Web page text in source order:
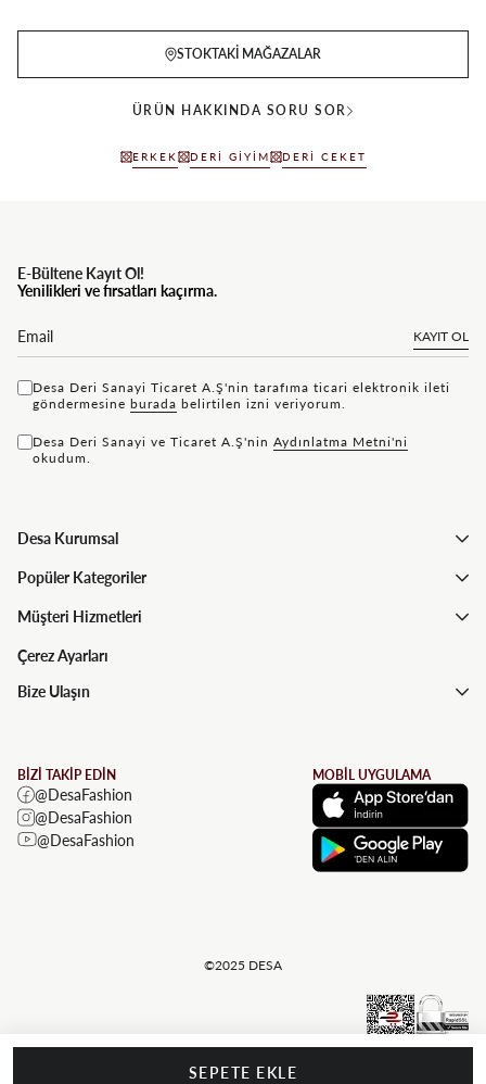
STOKTAKI MAĞAZALAR
ÜRÜN HAKKINDA SORU SOR
ERKEK DERI GIYIM DERI CEKET
E-Bültene Kayıt Ol!
Yenilikleri ve fırsatları kaçırma.
KAYIT OL
Desa Deri Sanayi Ticaret A.Ş'nin tarafıma ticari elektronik ileti
göndermesine bu rada belirtilen izni veriyorum.
Desa Deri Sanayi ve Ticaret A.Ş'nin Aydınlatma Metni'ni
okudum.
Desa Kurumsal
Popüler Kategoriler
Müşteri Hizmetleri
Çerez Ayarları
Bize Ulaşın
BİZİ TAKİP EDİN
@DesaFashion
@DesaFashion
@DesaFashion
MOBİL UYGULAMA
©2025 DESA